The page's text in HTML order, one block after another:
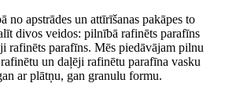
no apstrādes un attīrīšanas pakāpes to
divos veidos: pilnībā rafinēts parafīns
rafinēts parafīns. Mēs piedāvājam pilnu
un daļēji rafinētu parafīna vasku
ar plātņu, gan granulu formu.